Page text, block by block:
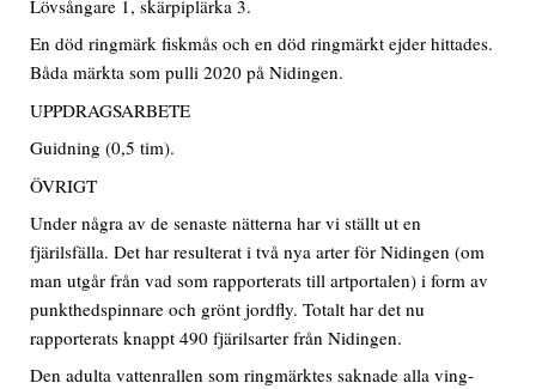
Lövsångare 1, skärpiplärka 3.
En död ringmärk fiskmås och en död ringmärkt ejder hittades.
Båda märkta som pulli 2020 på Nidingen.
UPPDRAGSARBETE
Guidning (0,5 tim).
ÖVRIGT
Under några av de senaste nätterna har vi ställt ut en
fjärilsfälla. Det har resulterat i två nya arter för Nidingen (om
man utgår från vad som rapporterats till artportalen) i form av
punkthedspinnare och grönt jordfly. Totalt har det nu
rapporterats knappt 490 fjärilsarter från Nidingen.
Den adulta vattenrallen som ringmärktes saknade alla ving-